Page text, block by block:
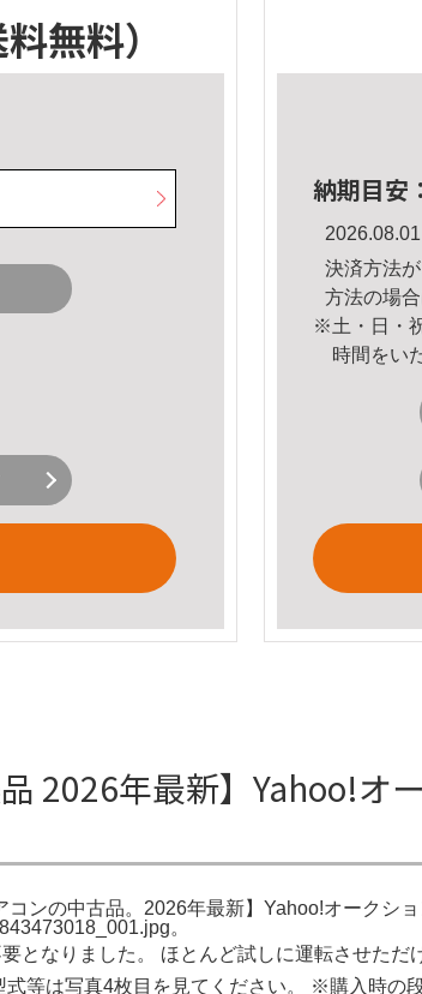
料無料）
納期目安：
決済方法
方法の場
※土・日・
時間をい
年最新】Yahoo!オ
ンの中古品。2026年最新】Yahoo!オークシ
。
となりました。 ほとんど試しに運転させた
等は写真4枚目を見てください。 ※購入時の